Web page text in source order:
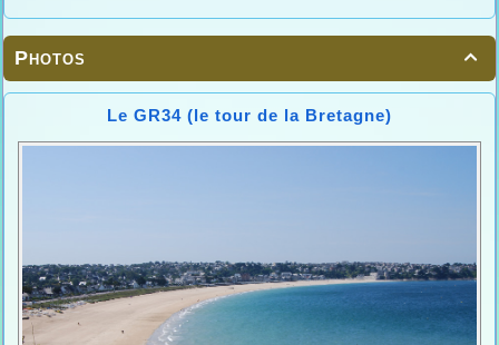

Photos
Le GR34 (le tour de la Bretagne)